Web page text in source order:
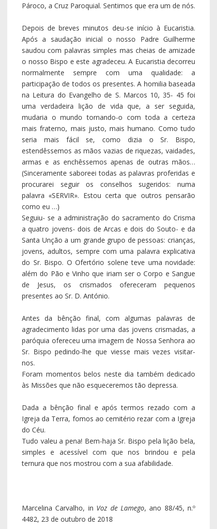
Pároco, a Cruz Paroquial. Sentimos que era um de nós.
Depois de breves minutos deu-se início à Eucaristia.
Após a saudação inicial o nosso Padre Guilherme
saudou com palavras simples mas cheias de amizade
o nosso Bispo e este agradeceu. A Eucaristia decorreu
normalmente sempre com uma qualidade: a
participação de todos os presentes. A homilia baseada
na Leitura do Evangelho de S. Marcos 10, 35- 45 foi
uma verdadeira lição de vida que, a ser seguida,
mudaria o mundo tornando-o com toda a certeza
mais fraterno, mais justo, mais humano. Como tudo
seria mais fácil se, como dizia o Sr. Bispo,
estendêssemos as mãos vazias de riquezas, vaidades,
armas e as enchêssemos apenas de outras mãos…
(Sinceramente saboreei todas as palavras proferidas e
procurarei seguir os conselhos sugeridos: numa
palavra «SERVIR». Estou certa que outros pensarão
como eu …)
Seguiu- se a administração do sacramento do Crisma
a quatro jovens- dois de Arcas e dois do Souto- e da
Santa Unção a um grande grupo de pessoas: crianças,
jovens, adultos, sempre com uma palavra explicativa
do Sr. Bispo. O Ofertório solene teve uma novidade:
além do Pão e Vinho que iriam ser o Corpo e Sangue
de Jesus, os crismados ofereceram pequenos
presentes ao Sr. D. António.
Antes da bênção final, com algumas palavras de
agradecimento lidas por uma das jovens crismadas, a
paróquia ofereceu uma imagem de Nossa Senhora ao
Sr. Bispo pedindo-lhe que viesse mais vezes visitar-
nos.
Foram momentos belos neste dia também dedicado
às Missões que não esqueceremos tão depressa.
Dada a bênção final e após termos rezado com a
Igreja da Terra, fomos ao cemitério rezar com a Igreja
do Céu.
Tudo valeu a pena! Bem-haja Sr. Bispo pela lição bela,
simples e acessível com que nos brindou e pela
ternura que nos mostrou com a sua afabilidade.
Marcelina Carvalho, in Voz de Lamego, ano 88/45, n.º
4482, 23 de outubro de 2018